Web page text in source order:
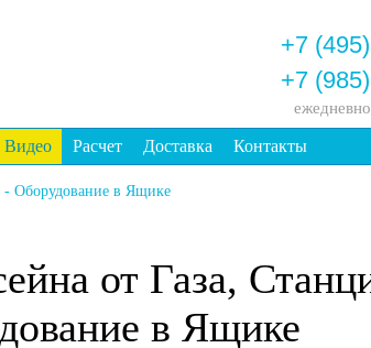
+7
+7
ежедневно
Видео Расчет Доставка Контакты
- Оборудование в Ящике
от Газа,
в Ящике